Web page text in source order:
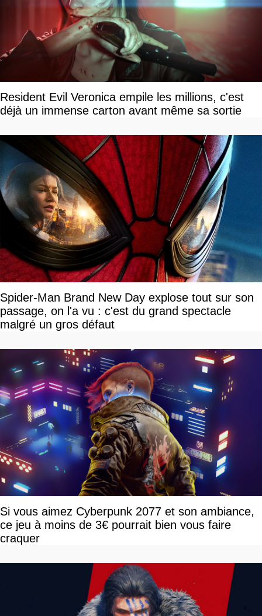
Resident Evil Veronica empile les millions, c'est
déjà un immense carton avant même sa sortie
Spider-Man Brand New Day explose tout sur son
passage, on l'a vu : c'est du grand spectacle
malgré un gros défaut
Si vous aimez Cyberpunk 2077 et son ambiance,
ce jeu à moins de 3€ pourrait bien vous faire
craquer